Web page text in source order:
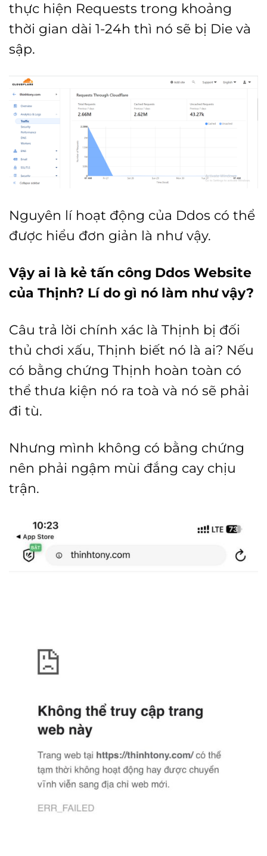
thực hiện Requests trong khoảng
thời gian dài 1-24h thì nó sẽ bị Die và
sập.
Nguyên lí hoạt động của Ddos có thể
được hiểu đơn giản là như vậy.
Vậy ai là kẻ tấn công Ddos Website
của Thịnh? Lí do gì nó làm như vậy?
Câu trả lời chính xác là Thịnh bị đối
thủ chơi xấu, Thịnh biết nó là ai? Nếu
có bằng chứng Thịnh hoàn toàn có
thể thưa kiện nó ra toà và nó sẽ phải
đi tù.
Nhưng mình không có bằng chứng
nên phải ngậm mùi đắng cay chịu
trận.